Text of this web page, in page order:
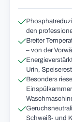
den
Breiter
– von der
Urin,
Besonders
Schweiß- und